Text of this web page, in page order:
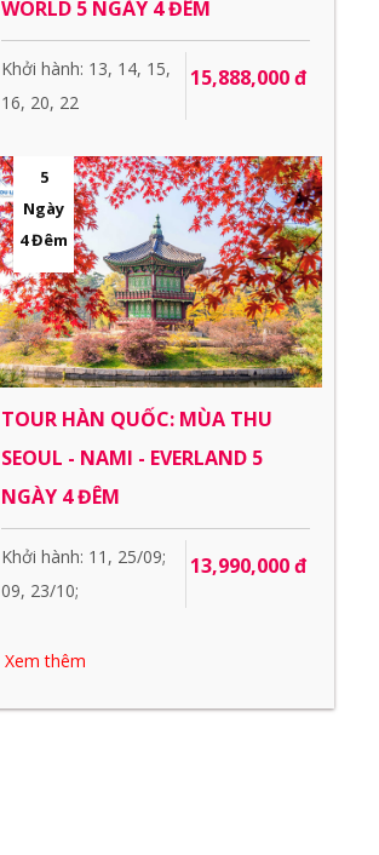
WORLD 5 NGÀY 4 ĐÊM
Khởi hành: 13, 14, 15,
16, 20, 22
15,888,000 đ
5
Ngày
4 Đêm
TOUR HÀN QUỐC: MÙA THU
SEOUL - NAMI - EVERLAND 5
NGÀY 4 ĐÊM
Khởi hành: 11, 25/09;
09, 23/10;
13,990,000 đ
Xem thêm